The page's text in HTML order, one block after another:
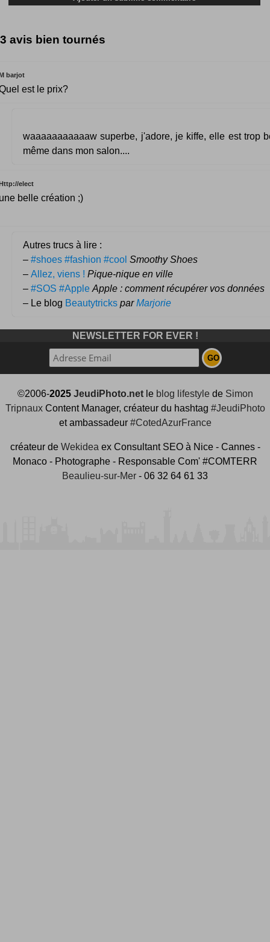
3 avis bien tournés
barjot
est le prix?
waaaaaaaaaaaw superbe, j'adore, je kiffe, elle est trop
même dans mon salon....
elect
belle création ;)
Autres trucs à lire :
– #shoes #fashion #cool Smoothy Shoes
– Allez, viens ! Pique-nique en ville
– #SOS #Apple Apple : comment récupérer vos données
– Le blog Beautytricks parMarjorie
NEWSLETTER FOR EVER !
©2006-2025 JeudiPhoto.netle blog lifestylede Simon
TripnauxContent Manager, créateur du hashtag #JeudiPhoto
et ambassadeur #CotedAzurFrance
créateur de Wekidea ex Consultant SEO à Nice - Cannes -
Monaco - Photographe - Responsable Com' #COMTERR
Beaulieu-sur-Mer - 06 32 64 61 33